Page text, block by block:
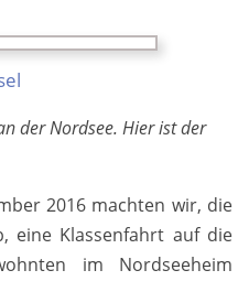
der Nordsee. Hier ist der
2016 machten wir, die
eine Klassenfahrt auf die
im Nordseeheim